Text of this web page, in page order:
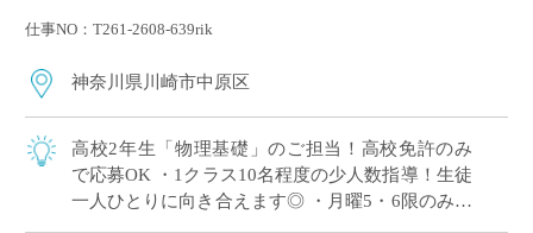
仕事NO：T261-2608-639rik
神奈川県川崎市中原区
高校2年生「物理基礎」のご担当！高校免許のみ
で応募OK ・1クラス10名程度の少人数指導！生徒
一人ひとりに向き合えます◎ ・月曜5・6限のみ！